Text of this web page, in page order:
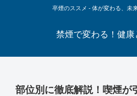
卒煙のススメ - 体が変わる、未
禁煙で変わる！健康
部位別に徹底解説！喫煙が